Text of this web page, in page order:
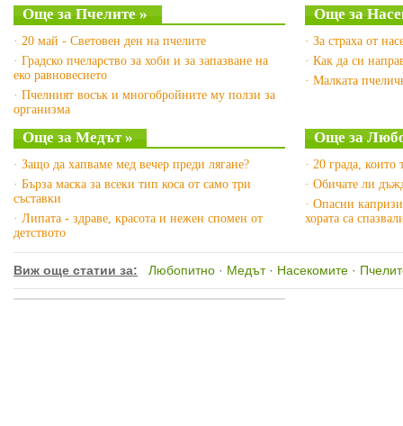
Още за Пчелите »
· 20 май - Световен ден на пчелите
· Градско пчеларство за хоби и за запазване на
еко равновесието
· Пчелният восък и многобройните му ползи за
организма
Още за
· За страха от
· Как да си
· Малката
Още за Медът »
· Защо да хапваме мед вечер преди лягане?
· Бърза маска за всеки тип коса от само три
съставки
· Липата - здраве, красота и нежен спомен от
детството
Още за
· 20 града, които
· Обичате ли
· Опасни
хората са
Виж още статии за: Любопитно · Медът· Насекомите ·